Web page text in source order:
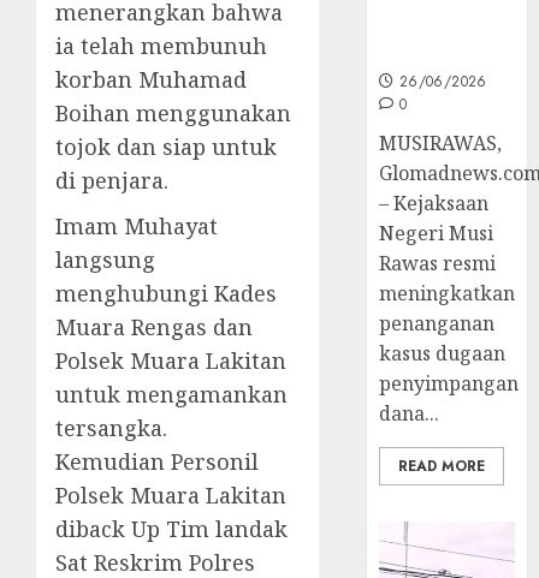
menerangkan bahwa
ia telah membunuh
korban Muhamad
Boihan menggunakan
tojok dan siap untuk
di penjara.
Imam Muhayat
langsung
menghubungi Kades
Muara Rengas dan
Polsek Muara Lakitan
untuk mengamankan
tersangka.
Kemudian Personil
Polsek Muara Lakitan
diback Up Tim landak
Sat Reskrim Polres
26/06/2026
0
MUSIRAWAS,
– Kejaksaan
Negeri Musi
Rawas resmi
meningkatkan
penanganan
kasus dugaan
penyimpangan
dana...
READ MORE